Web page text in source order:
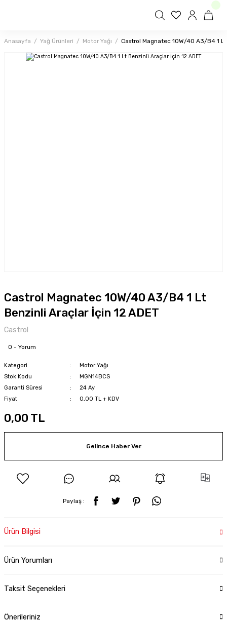
Anasayfa Yağ Ürünleri Motor Yağı Castrol Magnatec 10W/40 A3/B4 1
Castrol Magnatec 10W/40 A3/B4 1 Lt
Benzinli Araçlar İçin 12 ADET
Castrol
0 - Yorum
Kategori
Motor Yağı
Stok Kodu
MGN14BCS
Garanti Süresi
24 Ay
Fiyat
0,00 TL + KDV
0,00 TL
Gelince Haber Ver
Paylaş :
Ürün Bilgisi
Ürün Yorumları
Taksit Seçenekleri
Önerileriniz